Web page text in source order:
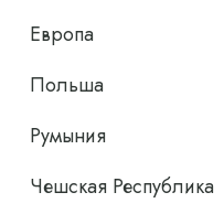
Европа
Польша
Румыния
Чешская Республика